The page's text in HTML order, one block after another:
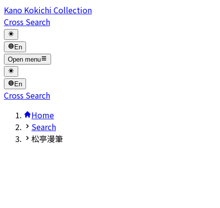
Kano Kokichi Collection
Cross Search
En
Open menu
En
Cross Search
Home
Search
松亭漫筆